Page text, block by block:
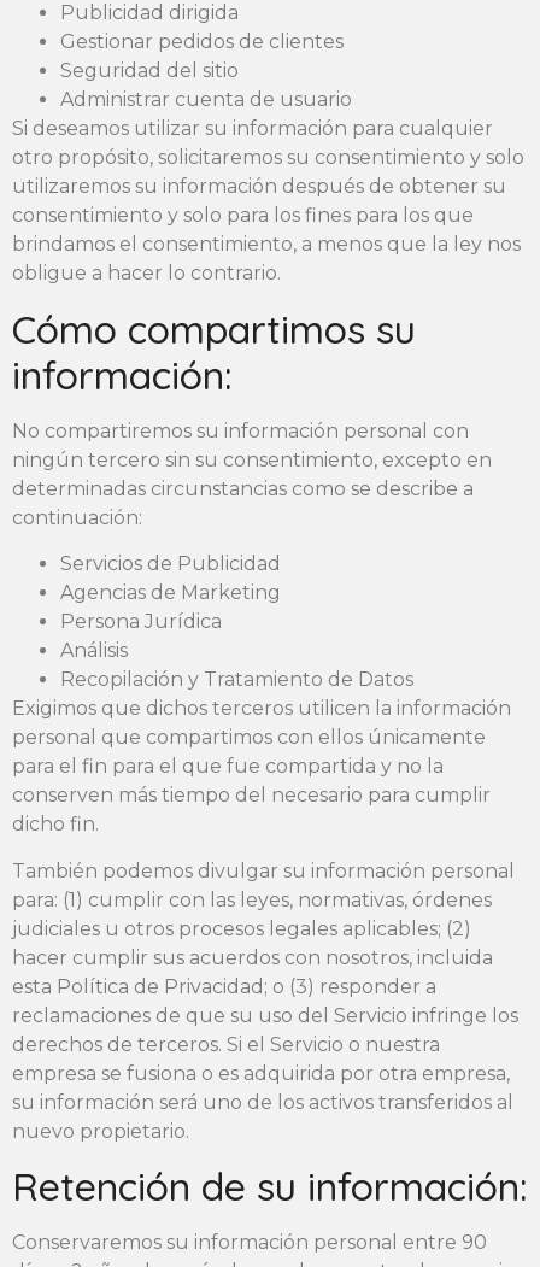
Publicidad dirigida
Gestionar pedidos de clientes
Seguridad del sitio
Administrar cuenta de usuario
Si deseamos utilizar su información para cualquier
otro propósito, solicitaremos su consentimiento y solo
utilizaremos su información después de obtener su
consentimiento y solo para los fines para los que
brindamos el consentimiento, a menos que la ley nos
obligue a hacer lo contrario.
Cómo compartimos su
información:
No compartiremos su información personal con
ningún tercero sin su consentimiento, excepto en
determinadas circunstancias como se describe a
continuación:
Servicios de Publicidad
Agencias de Marketing
Persona Jurídica
Análisis
Recopilación y Tratamiento de Datos
Exigimos que dichos terceros utilicen la información
personal que compartimos con ellos únicamente
para el fin para el que fue compartida y no la
conserven más tiempo del necesario para cumplir
dicho fin.
También podemos divulgar su información personal
para: (1) cumplir con las leyes, normativas, órdenes
judiciales u otros procesos legales aplicables; (2)
hacer cumplir sus acuerdos con nosotros, incluida
esta Política de Privacidad; o (3) responder a
reclamaciones de que su uso del Servicio infringe los
derechos de terceros. Si el Servicio o nuestra
empresa se fusiona o es adquirida por otra empresa,
su información será uno de los activos transferidos al
nuevo propietario.
Retención de su información:
Conservaremos su información personal entre 90